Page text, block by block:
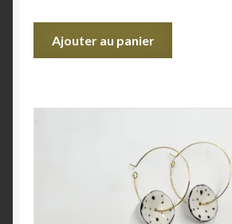
Ajouter au panier